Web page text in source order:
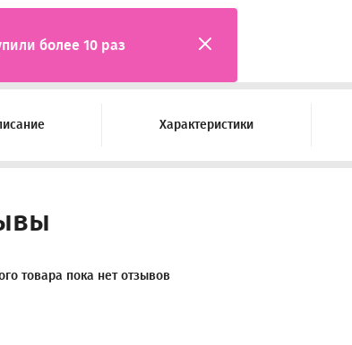
более 10 раз
Характеристики
товара пока нет отзывов